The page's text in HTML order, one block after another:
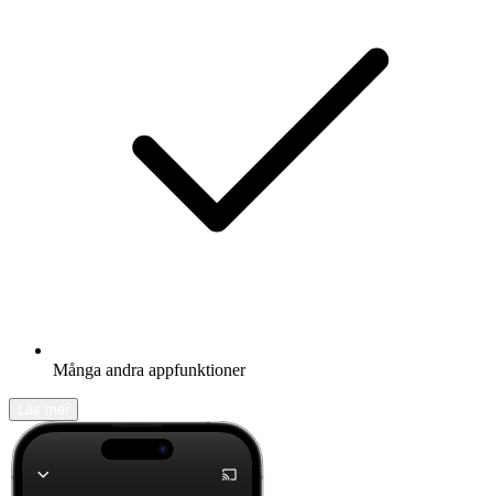
Många andra appfunktioner